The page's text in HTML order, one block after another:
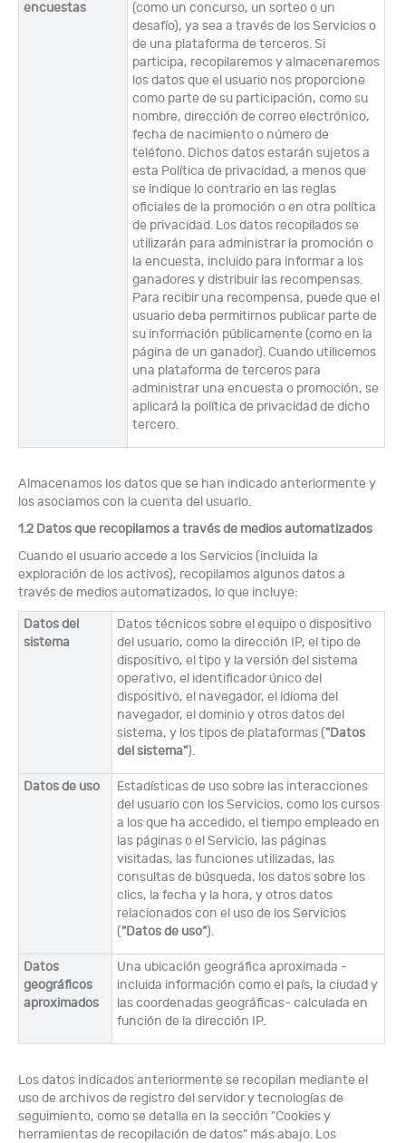
encuestas
(como un concurso, un sorteo o un
desafío), ya sea a través de los Servicios o
de una plataforma de terceros. Si
participa, recopilaremos y almacenaremos
los datos que el usuario nos proporcione
como parte de su participación, como su
nombre, dirección de correo electrónico,
fecha de nacimiento o número de
teléfono. Dichos datos estarán sujetos a
esta Política de privacidad, a menos que
se indique lo contrario en las reglas
oficiales de la promoción o en otra política
de privacidad. Los datos recopilados se
utilizarán para administrar la promoción o
la encuesta, incluido para informar a los
ganadores y distribuir las recompensas.
Para recibir una recompensa, puede que el
usuario deba permitirnos publicar parte de
su información públicamente (como en la
página de un ganador). Cuando utilicemos
una plataforma de terceros para
administrar una encuesta o promoción, se
aplicará la política de privacidad de dicho
tercero.
Almacenamos los datos que se han indicado anteriormente y
los asociamos con la cuenta del usuario.
1.2 Datos que recopilamos a través de medios automatizados
Cuando el usuario accede a los Servicios (incluida la
exploración de los activos), recopilamos algunos datos a
través de medios automatizados, lo que incluye:
Datos del
sistema
Datos técnicos sobre el equipo o dispositivo
del usuario, como la dirección IP, el tipo de
dispositivo, el tipo y la versión del sistema
operativo, el identificador único del
dispositivo, el navegador, el idioma del
navegador, el dominio y otros datos del
sistema, y los tipos de plataformas ("Datos
del sistema").
Datos de uso
Estadísticas de uso sobre las interacciones
del usuario con los Servicios, como los cursos
a los que ha accedido, el tiempo empleado en
las páginas o el Servicio, las páginas
visitadas, las funciones utilizadas, las
consultas de búsqueda, los datos sobre los
clics, la fecha y la hora, y otros datos
relacionados con el uso de los Servicios
("Datos de uso").
Datos
geográficos
aproximados
Una ubicación geográfica aproximada -
incluida información como el país, la ciudad y
las coordenadas geográficas- calculada en
función de la dirección IP.
Los datos indicados anteriormente se recopilan mediante el
uso de archivos de registro del servidor y tecnologías de
seguimiento, como se detalla en la sección "Cookies y
herramientas de recopilación de datos" más abajo. Los